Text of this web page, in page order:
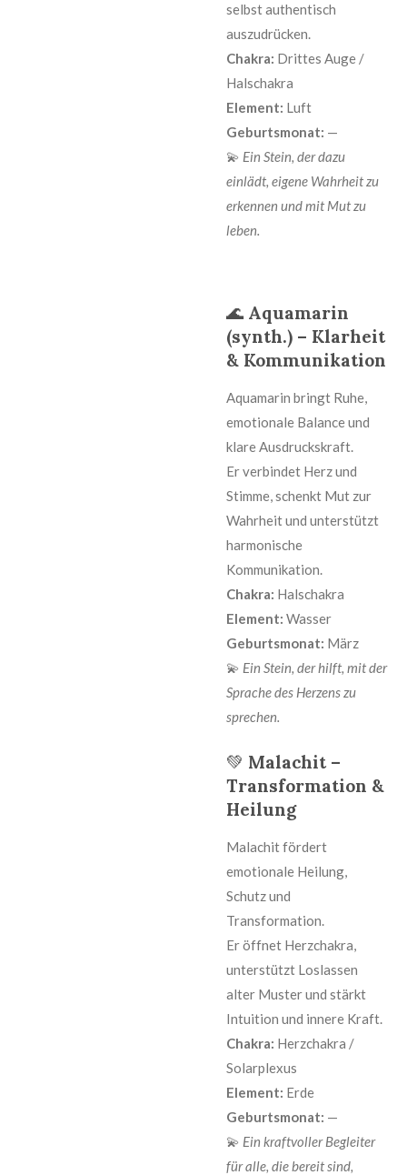
selbst authentisch
auszudrücken.
Chakra: Drittes Auge /
Halschakra
Element: Luft
Geburtsmonat: —
💫 Ein Stein, der dazu
einlädt, eigene Wahrheit zu
erkennen und mit Mut zu
leben.
🌊 Aquamarin
(synth.) – Klarheit
& Kommunikation
Aquamarin bringt Ruhe,
emotionale Balance und
klare Ausdruckskraft.
Er verbindet Herz und
Stimme, schenkt Mut zur
Wahrheit und unterstützt
harmonische
Kommunikation.
Chakra: Halschakra
Element: Wasser
Geburtsmonat: März
💫 Ein Stein, der hilft, mit der
Sprache des Herzens zu
sprechen.
💚 Malachit –
Transformation &
Heilung
Malachit fördert
emotionale Heilung,
Schutz und
Transformation.
Er öffnet Herzchakra,
unterstützt Loslassen
alter Muster und stärkt
Intuition und innere Kraft.
Chakra: Herzchakra /
Solarplexus
Element: Erde
Geburtsmonat: —
💫 Ein kraftvoller Begleiter
für alle, die bereit sind,